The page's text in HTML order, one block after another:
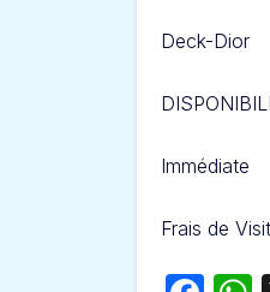
Deck-Dior
Immédiate
Frais de